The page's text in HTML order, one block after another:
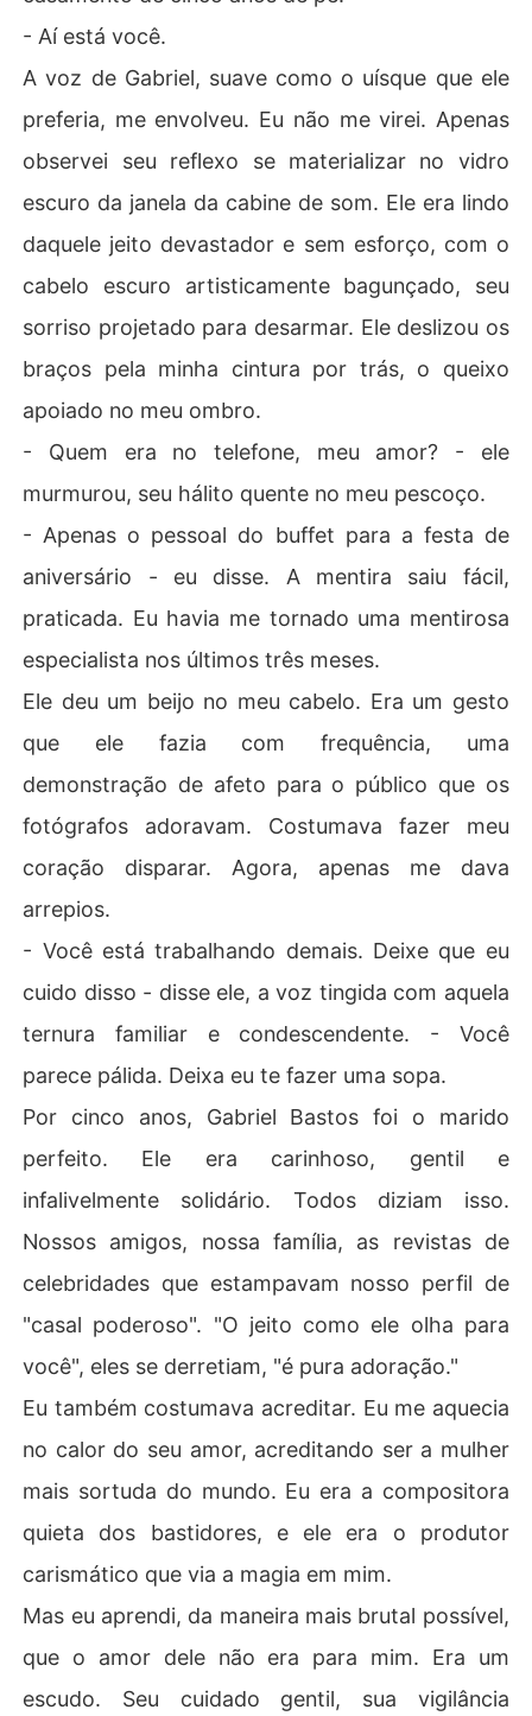
- Aí está você.
A voz de Gabriel, suave como o uísque que ele
preferia, me envolveu. Eu não me virei. Apenas
observei seu reflexo se materializar no vidro
escuro da janela da cabine de som. Ele era lindo
daquele jeito devastador e sem esforço, com o
cabelo escuro artisticamente bagunçado, seu
sorriso projetado para desarmar. Ele deslizou os
braços pela minha cintura por trás, o queixo
apoiado no meu ombro.
- Quem era no telefone, meu amor? - ele
murmurou, seu hálito quente no meu pescoço.
- Apenas o pessoal do buffet para a festa de
aniversário - eu disse. A mentira saiu fácil,
praticada. Eu havia me tornado uma mentirosa
especialista nos últimos três meses.
Ele deu um beijo no meu cabelo. Era um gesto
que ele fazia com frequência, uma
demonstração de afeto para o público que os
fotógrafos adoravam. Costumava fazer meu
coração disparar. Agora, apenas me dava
arrepios.
- Você está trabalhando demais. Deixe que eu
cuido disso - disse ele, a voz tingida com aquela
ternura familiar e condescendente. - Você
parece pálida. Deixa eu te fazer uma sopa.
Por cinco anos, Gabriel Bastos foi o marido
perfeito. Ele era carinhoso, gentil e
infalivelmente solidário. Todos diziam isso.
Nossos amigos, nossa família, as revistas de
celebridades que estampavam nosso perfil de
"casal poderoso". "O jeito como ele olha para
você", eles se derretiam, "é pura adoração."
Eu também costumava acreditar. Eu me aquecia
no calor do seu amor, acreditando ser a mulher
mais sortuda do mundo. Eu era a compositora
quieta dos bastidores, e ele era o produtor
carismático que via a magia em mim.
Mas eu aprendi, da maneira mais brutal possível,
que o amor dele não era para mim. Era um
escudo. Seu cuidado gentil, sua vigilância